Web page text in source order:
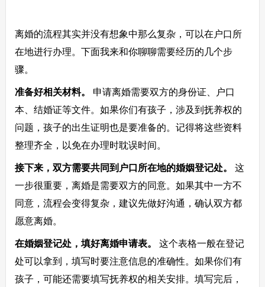
离婚的流程其实并没有想象中那么复杂，可以在户口所
在地进行办理。下面我来和你聊聊需要经历的几个步
骤。
准备好相关材料。
申请离婚需要双方的身份证、户口
本、结婚证等文件。如果你们有孩子，涉及到抚养权的
问题，孩子的出生证明也是要准备的。记得将这些资料
整理齐全，以免在办理时耽误时间。
接下来，双方需要共同到户口所在地的婚姻登记处。
这
一步很重要，离婚是需要双方的同意。如果其中一方不
同意，流程会变得复杂，建议先做好沟通，确认双方都
愿意离婚。
在婚姻登记处，填好离婚申请表。
这个表格一般在登记
处可以拿到，填写时要注意信息的准确性。如果你们有
孩子，可能还需要填写抚养权的相关安排。填写完后，